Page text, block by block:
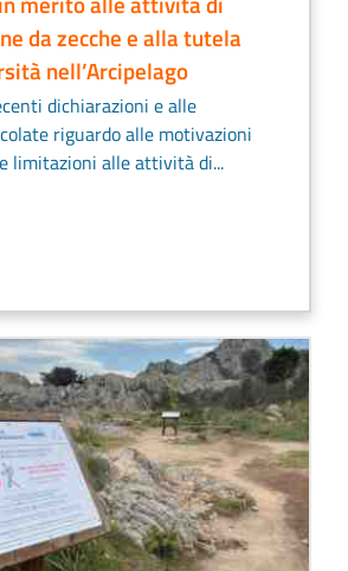
da zecche e alla tutela
nell’Arcipelago
dichiarazioni e alle
riguardo alle motivazioni
limitazioni alle attività di...